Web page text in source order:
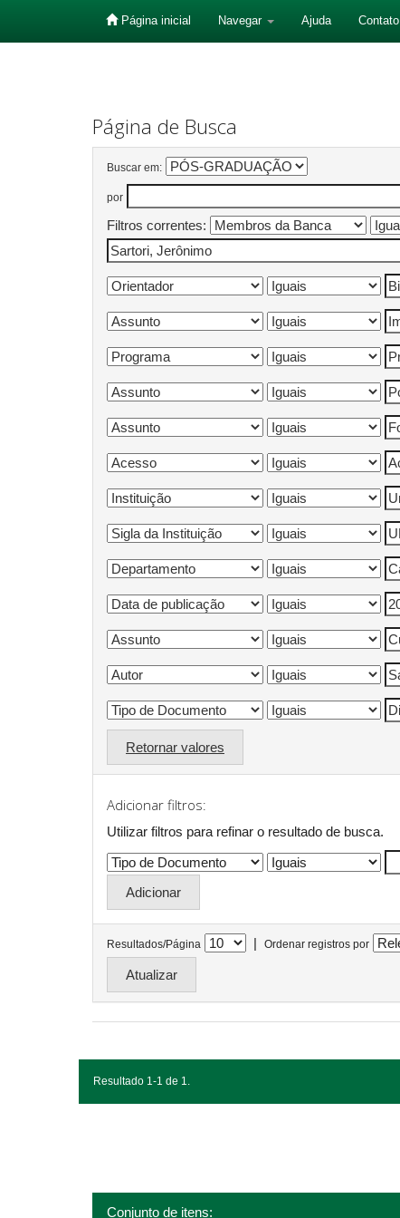
Página inicial Navegar Ajuda Contato
Página de Busca
Buscar em:
por
Filtros correntes:
Retornar valores
Adicionar filtros:
Utilizar filtros para refinar o resultado de busca.
Resultados/Página | Ordenar registros por
Resultado 1-1 de 1.
Conjunto de itens: